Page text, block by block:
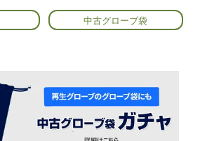
中古グローブ袋